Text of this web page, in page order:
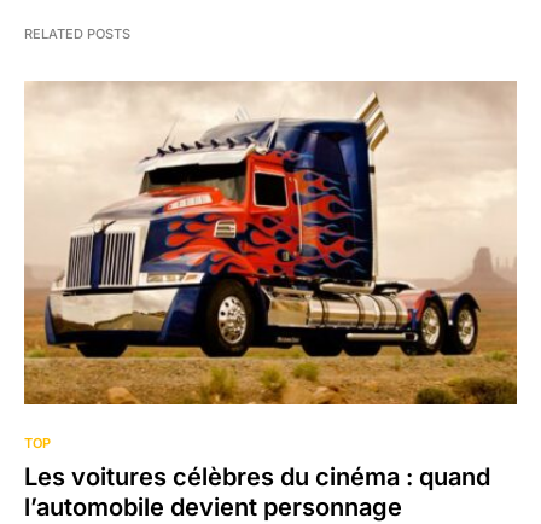
RELATED POSTS
TOP
Les voitures célèbres du cinéma : quand
l’automobile devient personnage